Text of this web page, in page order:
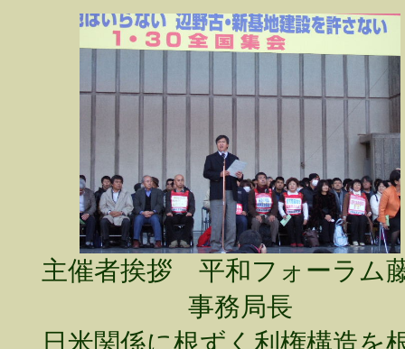
主催者挨拶 平和フォーラム
事務局長
日米関係に根ずく利権構造を